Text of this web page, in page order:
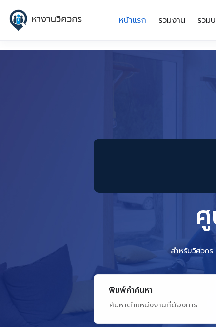
หน้าแรก รวมงาน รวม
สำหรับวิศวก
พิมพ์คำค้นหา